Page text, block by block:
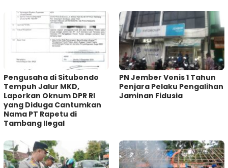
Pengusaha di Situbondo
Tempuh Jalur MKD,
Laporkan Oknum DPR RI
yang Diduga Cantumkan
Nama PT Rapetu di
Tambang Ilegal
PN Jember Vonis 1 Tahun
Penjara Pelaku Pengalihan
Jaminan Fidusia